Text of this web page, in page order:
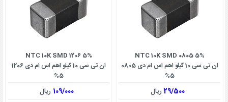
NTC 10K SMD 0805 5%
ان تی سی 10 کیلو اهم اس ام دی 0805
5%
29/500ریال
NTC 10K SMD 1206 5%
ان تی سی 10 کیلو اهم اس ام دی 1206
5%
109/000 ریال